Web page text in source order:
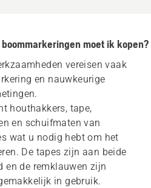
moet ik kopen?
vereisen vaak
en nauwkeurige
houthakkers, tape,
en schuifmaten van
wat u nodig hebt om het
De tapes zijn aan beide
en de remklauwen zijn
in gebruik.